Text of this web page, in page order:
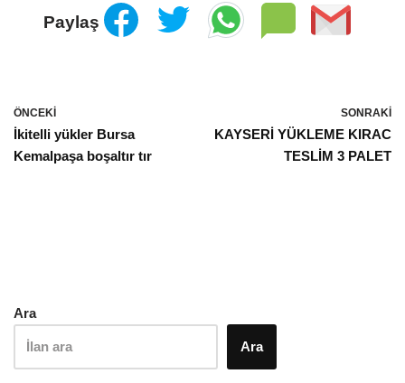
Paylaş
ÖNCEKI
İkitelli yükler Bursa
Kemalpaşa boşaltır tır
SONRAKI
KAYSERİ YÜKLEME KIRAC
TESLİM 3 PALET
Ara
Ara